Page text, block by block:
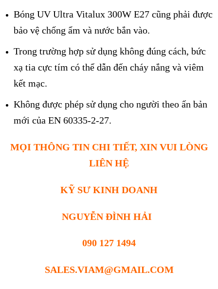
Bóng UV Ultra Vitalux 300W E27 cũng phải được
bảo vệ chống ẩm và nước bắn vào.
Trong trường hợp sử dụng không đúng cách, bức
xạ tia cực tím có thể dẫn đến cháy nắng và viêm
kết mạc.
Không được phép sử dụng cho người theo ấn bản
mới của EN 60335-2-27.
MỌI THÔNG TIN CHI TIẾT, XIN VUI LÒNG
LIÊN HỆ
KỸ SƯ KINH DOANH
NGUYỄN ĐÌNH HẢI
090 127 1494
SALES.VIAM@GMAIL.COM